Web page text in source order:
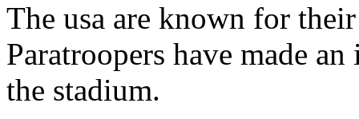
The usa are known for
Paratroopers have made
the stadium.